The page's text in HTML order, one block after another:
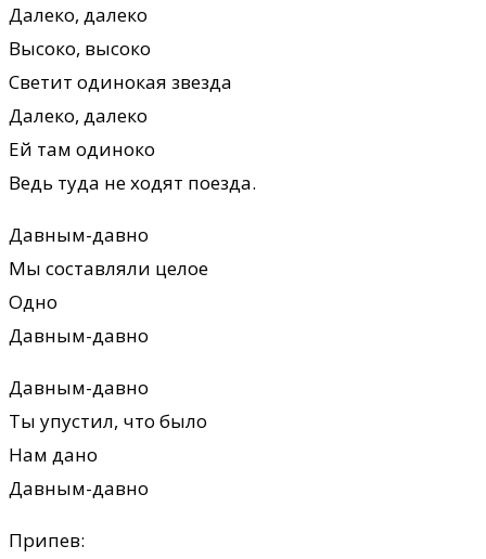
Далеко, далеко
Высоко, высоко
Светит одинокая звезда
Далеко, далеко
Ей там одиноко
Ведь туда не ходят поезда.
Давным-давно
Мы составляли целое
Одно
Давным-давно
Давным-давно
Ты упустил, что было
Нам дано
Давным-давно
Припев: